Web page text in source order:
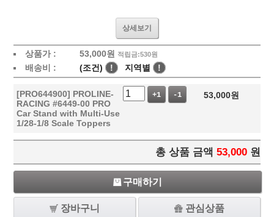
상세보기
상품가 : 53,000원 적립금:530원
배송비 : (조건) ! 지역별 !
[PRO644900] PROLINE-
RACING #6449-00 PRO
Car Stand with Multi-Use
1/28-1/8 Scale Toppers
+1 -1 53,000원
총 상품 금액 53,000 원
구매하기
장바구니 관심상품